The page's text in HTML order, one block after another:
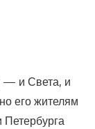
— и Света, и
его жителям